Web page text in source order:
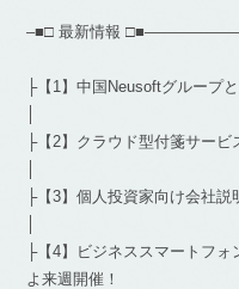
–■□ 最新情報
├【1】中国Neusoftグループ
├【2】クラウド型付箋サー
├【3】個人投資家向け会社説
├【4】ビジネススマートフ
よ来週開催！